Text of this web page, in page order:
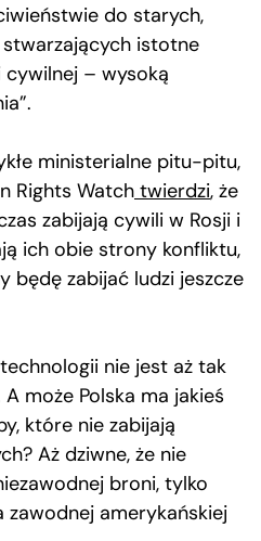
do starych,
istotne
cywilnej – wysoką
ministerialne pitu-pitu,
Rights Watch twierdzi, że
zabijają cywili w Rosji i
ich obie strony konfliktu,
będę zabijać ludzi jeszcze
nie jest aż tak
może Polska ma jakieś
które nie zabijają
Aż dziwne, że nie
broni, tylko
zawodnej amerykańskiej